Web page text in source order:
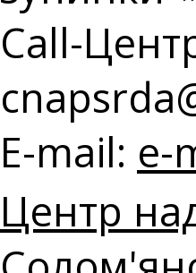
Call-
E-mail: e-
Центр